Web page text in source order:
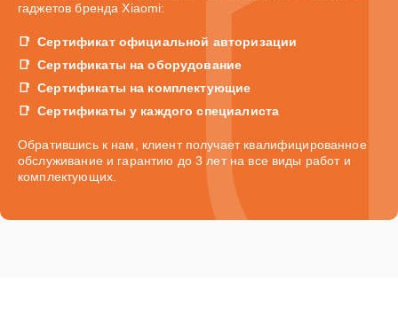
гаджетов бренда Xiaomi:
Сертификат официальной авторизации
Сертификаты на оборудование
Сертификаты на комплектующие
Сертификаты у каждого специалиста
Обратившись к нам, клиент получает квалифицированное
обслуживание и гарантию до 3 лет на все виды работ и
комплектующих.